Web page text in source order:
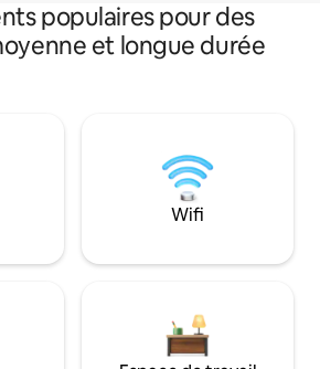
populaires pour des
et longue durée
Wifi